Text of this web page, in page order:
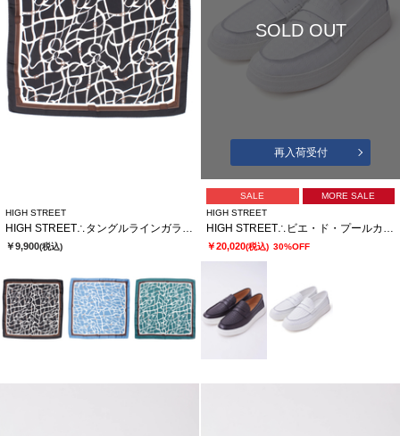
HIGH STREET
HIGH STREET∴タングルラインガラリングツキアスコットタイ
￥9,900(税込)
SOLD OUT
再入荷受付
SALE
MORE SALE
HIGH STREET
HIGH STREET∴ビエ・ド・プールカタオシドレススニーカー
￥20,020(税込) 30%OFF